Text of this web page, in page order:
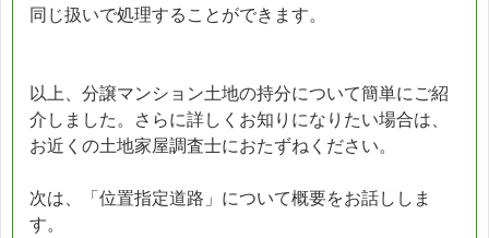
同じ扱いで処理することができます。
以上、分譲マンション土地の持分について簡単にご紹
介しました。さらに詳しくお知りになりたい場合は、
お近くの土地家屋調査士におたずねください。
次は、「位置指定道路」について概要をお話ししま
す。